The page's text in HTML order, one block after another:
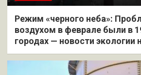
Режим «черного неба»:
воздухом в феврале были в
городах — новости экологии